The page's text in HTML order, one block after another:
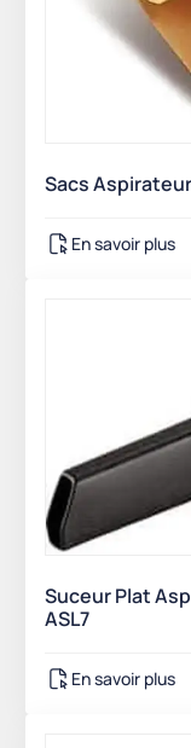
Sacs
En savoir plus
Suceur Plat
ASL7
En savoir plus